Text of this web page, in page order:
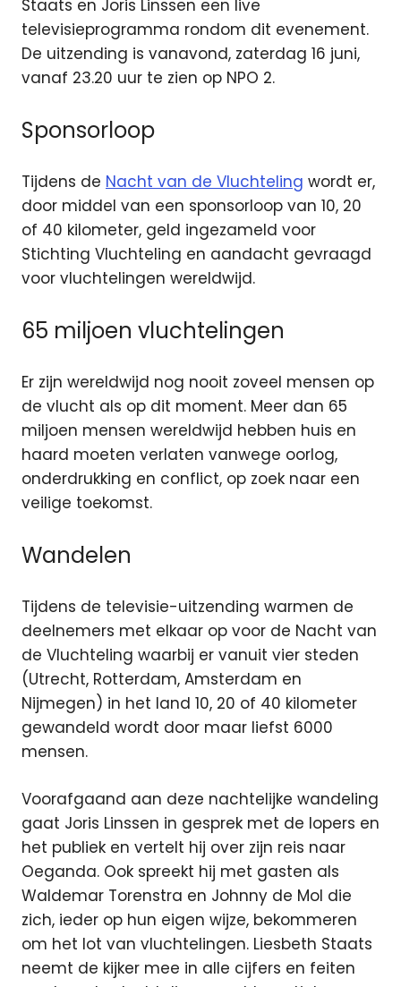
Staats en Joris Linssen een live
televisieprogramma rondom dit evenement.
De uitzending is vanavond, zaterdag 16 juni,
vanaf 23.20 uur te zien op NPO 2.
Sponsorloop
Tijdens de Nacht van de Vluchteling wordt er,
door middel van een sponsorloop van 10, 20
of 40 kilometer, geld ingezameld voor
Stichting Vluchteling en aandacht gevraagd
voor vluchtelingen wereldwijd.
65 miljoen vluchtelingen
Er zijn wereldwijd nog nooit zoveel mensen op
de vlucht als op dit moment. Meer dan 65
miljoen mensen wereldwijd hebben huis en
haard moeten verlaten vanwege oorlog,
onderdrukking en conflict, op zoek naar een
veilige toekomst.
Wandelen
Tijdens de televisie-uitzending warmen de
deelnemers met elkaar op voor de Nacht van
de Vluchteling waarbij er vanuit vier steden
(Utrecht, Rotterdam, Amsterdam en
Nijmegen) in het land 10, 20 of 40 kilometer
gewandeld wordt door maar liefst 6000
mensen.
Voorafgaand aan deze nachtelijke wandeling
gaat Joris Linssen in gesprek met de lopers en
het publiek en vertelt hij over zijn reis naar
Oeganda. Ook spreekt hij met gasten als
Waldemar Torenstra en Johnny de Mol die
zich, ieder op hun eigen wijze, bekommeren
om het lot van vluchtelingen. Liesbeth Staats
neemt de kijker mee in alle cijfers en feiten